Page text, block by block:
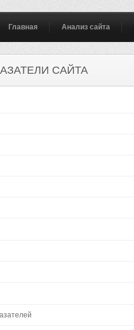
Главная Анализ сайта
САЙТА